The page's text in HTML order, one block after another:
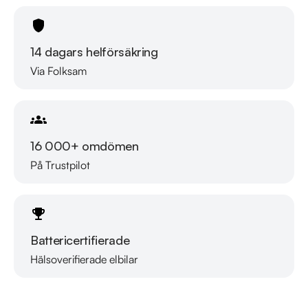
- Körglädje med Enastående Komfort: Oavsett om du kör på
suverän balans mellan prestanda och komfort.
upplev BMW 535!
Telefon: 08-572 142 36
Adress: Mediavägen 20, 135 48, Tyresö
Köp din drömbil hos Riddermark Bil Tyresö!
14 dagars helförsäkring
Via Folksam
16 000+ omdömen
På Trustpilot
Battericertifierade
Hälsoverifierade elbilar
Läs mer om oss